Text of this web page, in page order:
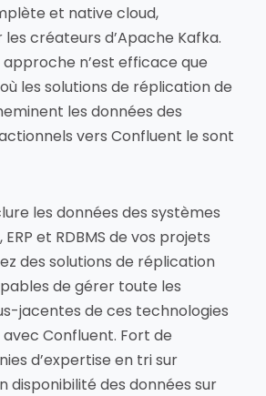
et native cloud,
créateurs d’Apache Kafka.
n’est efficace que
les solutions de réplication de
les données des
vers Confluent le sont
les données des systèmes
et RDBMS de vos projets
des solutions de réplication
de gérer toute les
jacentes de ces technologies
Confluent. Fort de
d’expertise en tri sur
disponibilité des données sur